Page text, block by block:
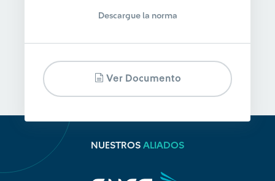
Descargue la norma
Ver Documento
NUESTROS ALIADOS